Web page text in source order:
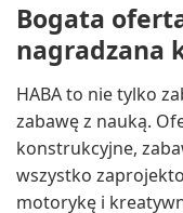
Bogata
nagradzana
HABA to nie tylko
zabawę z nauką.
konstrukcyjne,
wszystko
motorykę i